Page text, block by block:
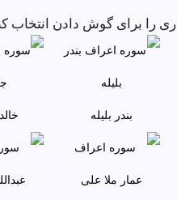
را برای گوش دادن انتخاب
بندر بليله